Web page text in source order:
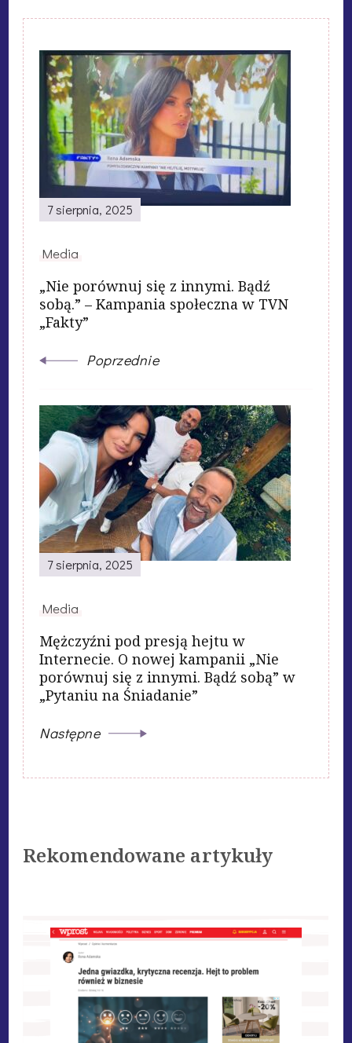
7 sierpnia, 2025
Media
„Nie porównuj się z innymi. Bądź
sobą.” – Kampania społeczna w TVN
„Fakty”
Poprzednie
7 sierpnia, 2025
Media
Mężczyźni pod presją hejtu w
Internecie. O nowej kampanii „Nie
porównuj się z innymi. Bądź sobą” w
„Pytaniu na Śniadanie”
Następne
Rekomendowane artykuły